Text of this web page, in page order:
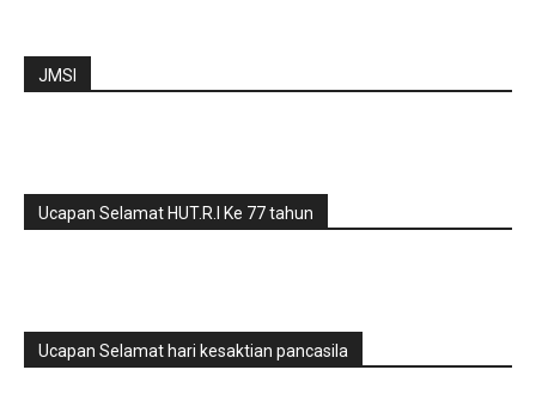
JMSI
Ucapan Selamat HUT.R.I Ke 77 tahun
Ucapan Selamat hari kesaktian pancasila